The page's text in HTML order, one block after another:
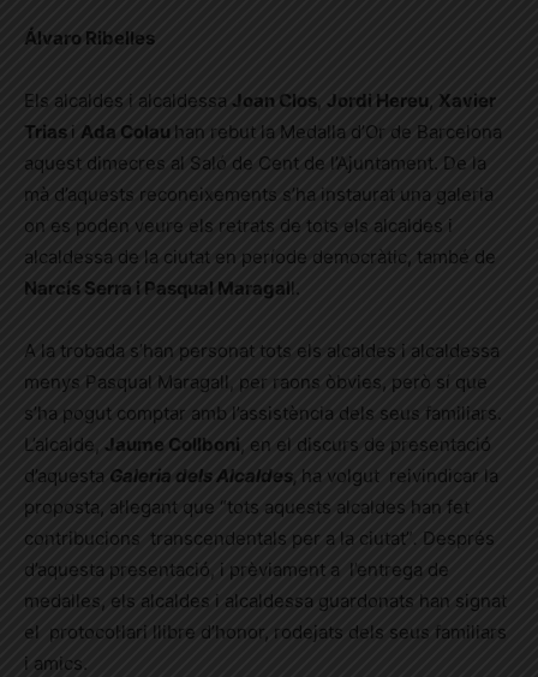
Álvaro Ribelles
Els alcaldes i alcaldessa Joan Clos Jordi Hereu, Xavier
Trias i Ada Colau han rebut la Medalla d’Or de Barcelona
aquest dimecres al Saló de Cent de l’Ajuntament. De la
mà d’aquests reconeixements s’ha instaurat una galeria
on es poden veure els retrats de tots els alcaldes i
alcaldessa de la ciutat en període democràtic, també de
Narcís Serra i Pasqual Maragall.
A la trobada s’han personat tots els alcaldes i alcaldessa
menys Pasqual Maragall, per raons òbvies, però sí que
s’ha pogut comptar amb l’assistència dels seus familiars.
L’alcalde, Jaume Collboni , en el discurs de presentació
d’aquesta Galeria dels Alcaldes, ha volgut reivindicar la
proposta, al·legant que “tots aquests alcaldes han fet
contribucions transcendentals per a la ciutat” . Després
d’aquesta presentació, i prèviament a l’entrega de
medalles, els alcaldes i alcaldessa guardonats han signat
el protocol·lari llibre d’honor, rodejats dels seus familiars
i amics.